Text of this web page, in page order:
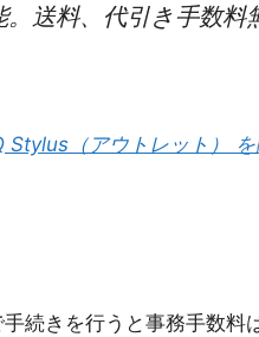
。送料、代引き手数
Stylus（アウトレット）
続きを行うと事務手数料